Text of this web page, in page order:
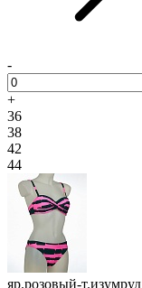
-
+
36
38
42
44
яр.розовый-т.изумруд